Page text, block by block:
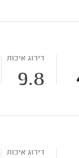
דירוג איכות
9.8
דירוג איכות